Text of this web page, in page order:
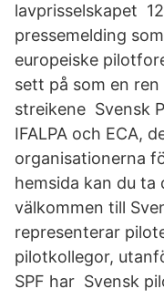
lavprisselskapet
pressemelding
europeiske
sett på som en
streikene Svensk
IFALPA och ECA,
organisationerna
hemsida kan du
välkommen till
representerar
pilotkollegor,
SPF har Svensk